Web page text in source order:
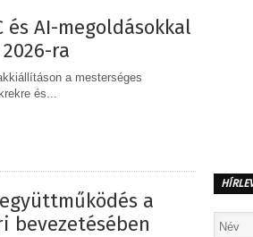
és AI-megoldásokkal
ra
a mesterséges
és...
a
bevezetésében